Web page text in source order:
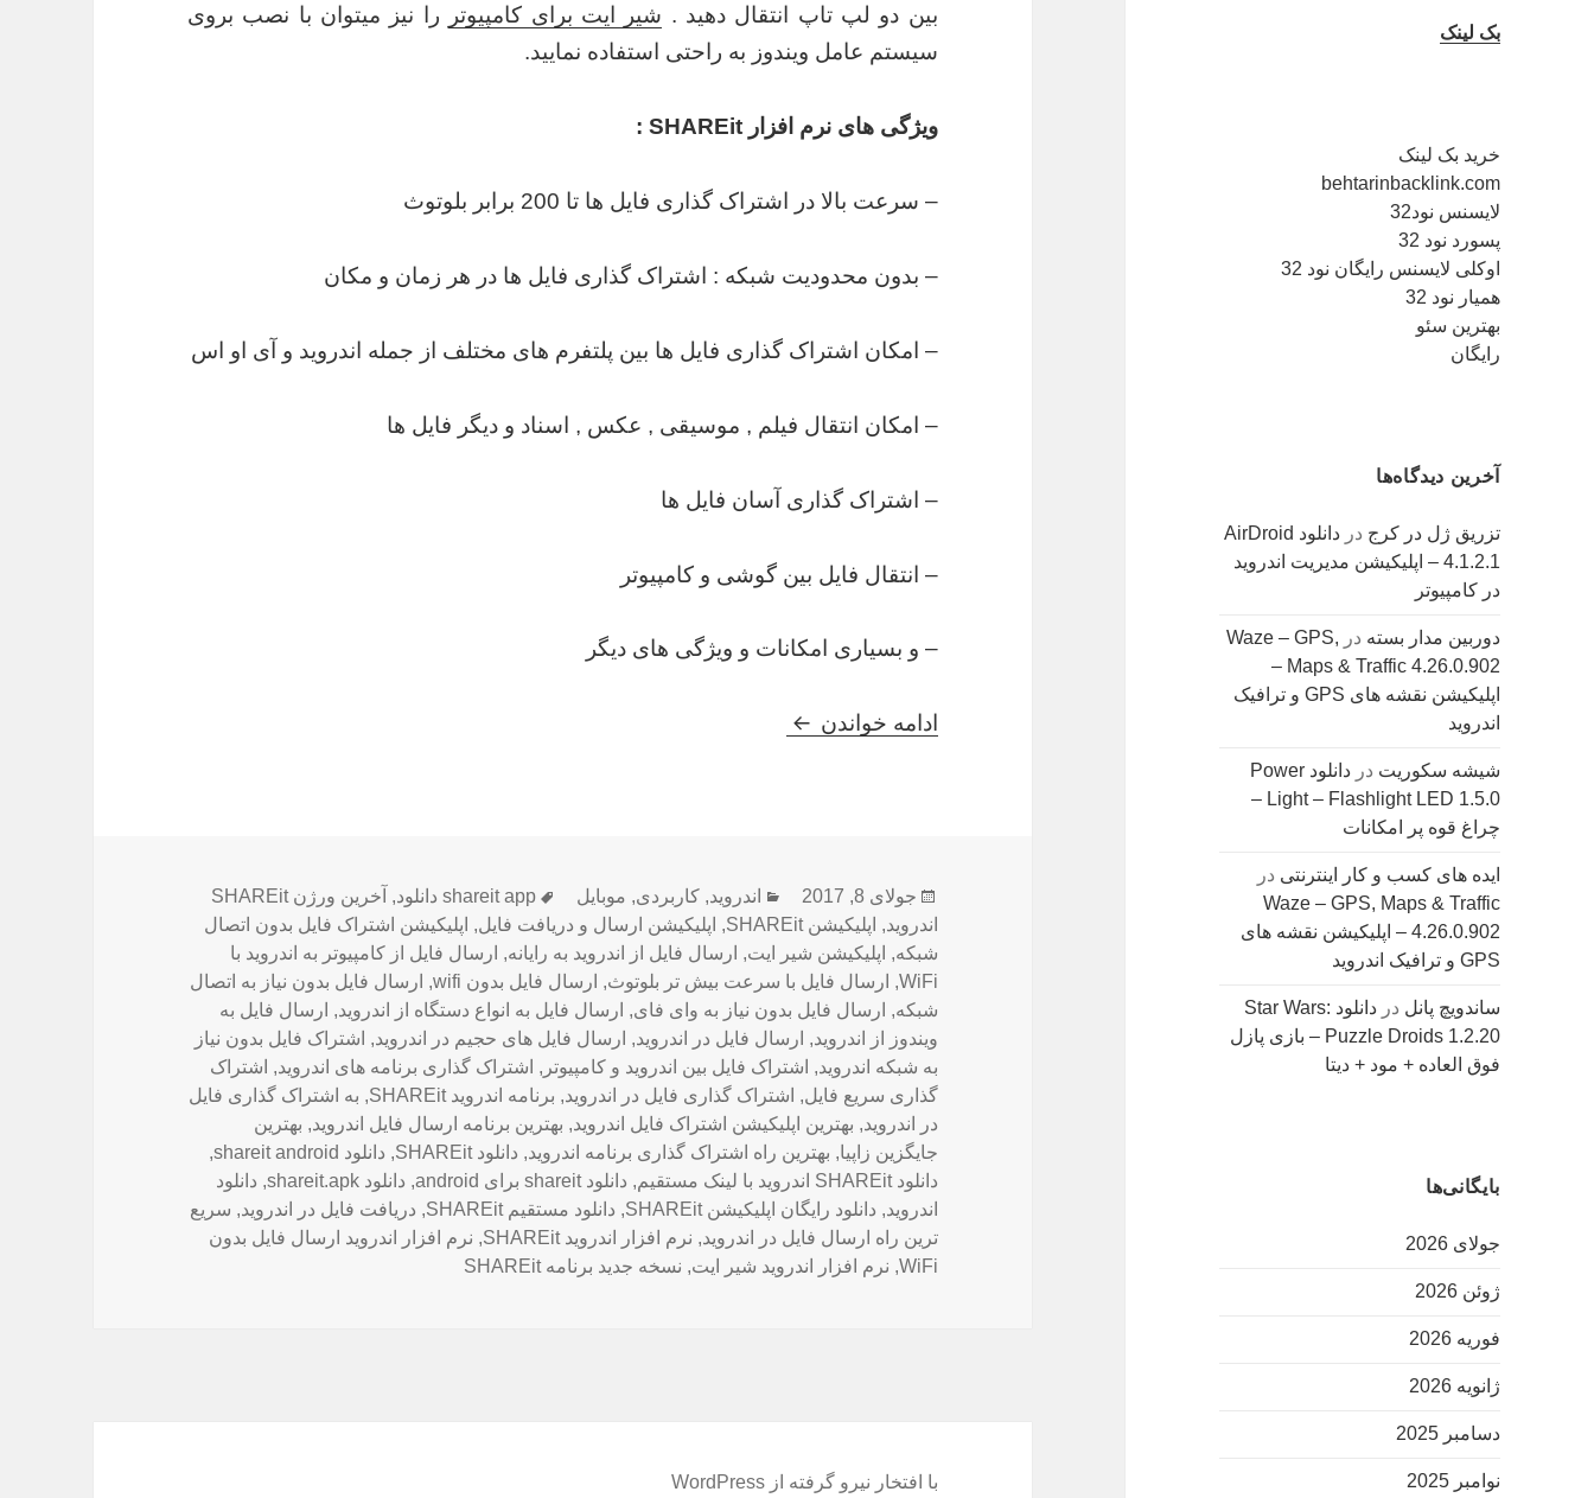
بک لینک
خرید بک لینک
behtarinbacklink.com
لایسنس نود32
پسورد نود 32
اوکلی لایسنس رایگان نود 32
همیار نود 32
بهترین سئو
رایگان
آخرین دیدگاه‌ها
تزریق ژل در کرج در
دانلود AirDroid
4.1.2.1 – اپلیکیشن مدیریت اندروید
در کامپیوتر
دوربین مدار بسته در Waze – GPS,
Maps & Traffic 4.26.0.902 –
اپلیکیشن نقشه های GPS و ترافیک
اندروید
شیشه سکوریت در
دانلود Power
Light – Flashlight LED 1.5.0 –
چراغ قوه پر امکانات
ایده های کسب و کار اینترنتی در
Waze – GPS, Maps & Traffic
4.26.0.902 – اپلیکیشن نقشه های
GPS و ترافیک اندروید
ساندویچ پانل در
دانلود Star Wars:
Puzzle Droids 1.2.20 – بازی پازل
فوق العاده + مود + دیتا
بایگانی‌ها
جولای 2026
ژوئن 2026
فوریه 2026
ژانویه 2026
دسامبر 2025
نوامبر 2025
بین دو لپ تاپ انتقال دهید . شیر ایت برای کامپیوتر
را نیز میتوان با نصب بروی
سیستم عامل ویندوز به راحتی استفاده نمایید.
ویژگی های نرم افزار SHAREit :
– سرعت بالا در اشتراک گذاری فایل ها تا 200 برابر بلوتوث
– بدون محدودیت شبکه : اشتراک گذاری فایل ها در هر زمان و مکان
– امکان اشتراک گذاری فایل ها بین پلتفرم های مختلف از جمله اندروید و آی او اس
– امکان انتقال فیلم , موسیقی , عکس , اسناد و دیگر فایل ها
– اشتراک گذاری آسان فایل ها
– انتقال فایل بین گوشی و کامپیوتر
– و بسیاری امکانات و ویژگی های دیگر
ادامه خواندن دانلود SHAREiT – File Transfer 3.9.18 – آخرین نسخه شیرایت اندروید
ارسال
شده
در
جولای 8, 2017 دسته‌ها
اندروید,کاربردی, موبایل برچسب‌ها
shareit app دانلود ,
آخرین ورژن SHAREit
اندروید, اپلیکیشن SHAREit , اپلیکیشن ارسال و دریافت فایل, اپلیکیشن اشتراک فایل بدون اتصال
شبکه, اپلیکیشن شیر ایت, ارسال فایل از اندروید به رایانه, ارسال فایل از کامپیوتر به اندروید با
WiFi
, ارسال فایل با سرعت بیش تر بلوتوث, ارسال فایل بدون wifi , ارسال فایل بدون نیاز به اتصال
شبکه, ارسال فایل بدون نیاز به وای فای, ارسال فایل به انواع دستگاه از اندروید, ارسال فایل به
ویندوز از اندروید, ارسال فایل در اندروید, ارسال فایل های حجیم در اندروید, اشتراک فایل بدون نیاز
به شبکه اندروید, اشتراک فایل بین اندروید و کامپیوتر , اشتراک گذاری برنامه های اندروید, اشتراک
گذاری سریع فایل, اشتراک گذاری فایل در اندروید, برنامه اندروید SHAREit , به اشتراک گذاری فایل
در اندروید, بهترین اپلیکیشن اشتراک فایل اندروید, بهترین برنامه ارسال فایل اندروید, بهترین
جایگزین زاپیا, بهترین راه اشتراک گذاری برنامه اندروید, دانلود SHAREit , دانلود shareit android
,
دانلود SHAREit اندروید با لینک مستقیم
, دانلود shareit برای android , دانلود shareit.apk , دانلود
اندروید, دانلود رایگان اپلیکیشن SHAREit , دانلود مستقیم SHAREit , دریافت فایل در اندروید, سریع
ترین راه ارسال فایل در اندروید, نرم افزار اندروید SHAREit , نرم افزار اندروید ارسال فایل بدون
WiFi
, نرم افزار اندروید شیر ایت, نسخه جدید برنامه SHAREit
با افتخار نیرو گرفته از WordPress